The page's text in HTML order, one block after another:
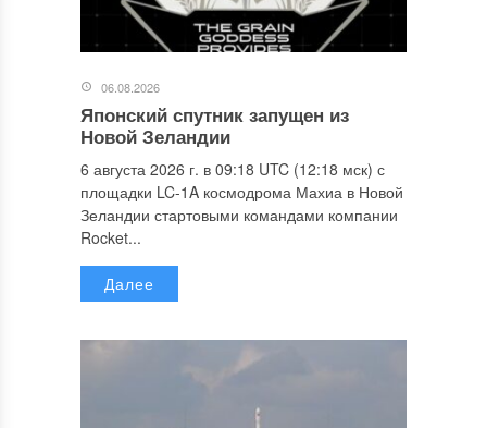
06.08.2026
Японский спутник запущен из
Новой Зеландии
6 августа 2026 г. в 09:18 UTC (12:18 мск) с
площадки LC-1A космодрома Махиа в Новой
Зеландии стартовыми командами компании
Rocket...
Далее